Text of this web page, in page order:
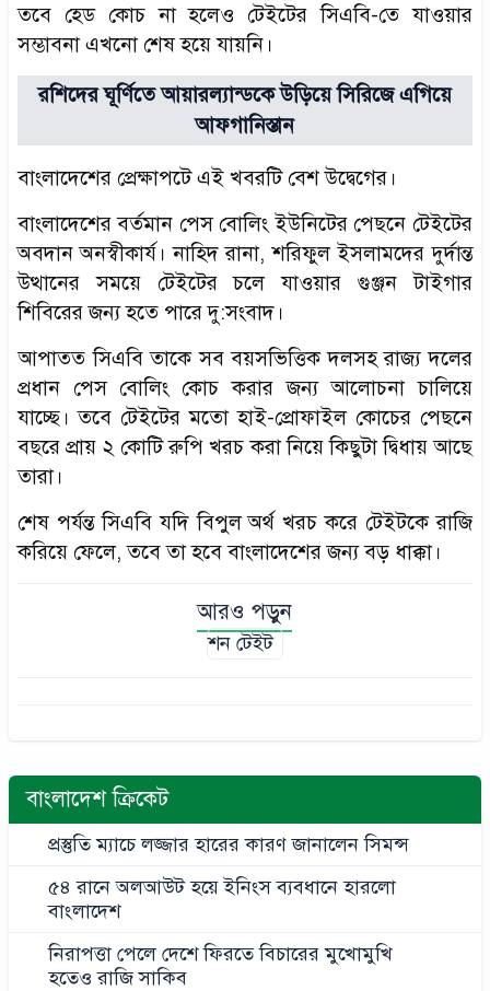
তবে হেড কোচ না হলেও টেইটের সিএবি-তে যাওয়ার
সম্ভাবনা এখনো শেষ হয়ে যায়নি।
রশিদের ঘূর্ণিতে আয়ারল্যান্ডকে উড়িয়ে সিরিজে এগিয়ে
আফগানিস্তান
​বাংলাদেশের প্রেক্ষাপটে এই খবরটি বেশ উদ্বেগের।
বাংলাদেশের বর্তমান পেস বোলিং ইউনিটের পেছনে টেইটের
অবদান অনস্বীকার্য। নাহিদ রানা, শরিফুল ইসলামদের দুর্দান্ত
উত্থানের সময়ে টেইটের চলে যাওয়ার গুঞ্জন টাইগার
শিবিরের জন্য হতে পারে দু:সংবাদ।
​আপাতত সিএবি তাকে সব বয়সভিত্তিক দলসহ রাজ্য দলের
প্রধান পেস বোলিং কোচ করার জন্য আলোচনা চালিয়ে
যাচ্ছে। তবে টেইটের মতো হাই-প্রোফাইল কোচের পেছনে
বছরে প্রায় ২ কোটি রুপি খরচ করা নিয়ে কিছুটা দ্বিধায় আছে
তারা।
শেষ পর্যন্ত সিএবি যদি বিপুল অর্থ খরচ করে টেইটকে রাজি
করিয়ে ফেলে, তবে তা হবে বাংলাদেশের জন্য বড় ধাক্কা।
আরও পড়ুন
শন টেইট
বাংলাদেশ ক্রিকেট
প্রস্তুতি ম্যাচে লজ্জার হারের কারণ জানালেন সিমন্স
৫৪ রানে অলআউট হয়ে ইনিংস ব্যবধানে হারলো
বাংলাদেশ
নিরাপত্তা পেলে দেশে ফিরতে বিচারের মুখোমুখি
হতেও রাজি সাকিব